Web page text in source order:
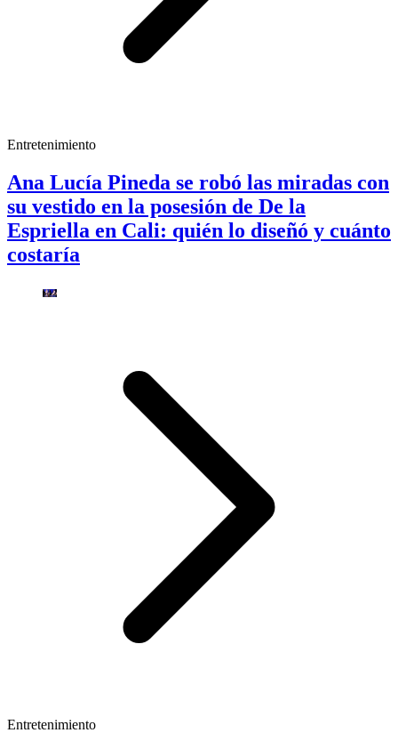
Entretenimiento
Ana Lucía Pineda se robó las miradas con
su vestido en la posesión de De la
Espriella en Cali: quién lo diseñó y cuánto
costaría
Entretenimiento